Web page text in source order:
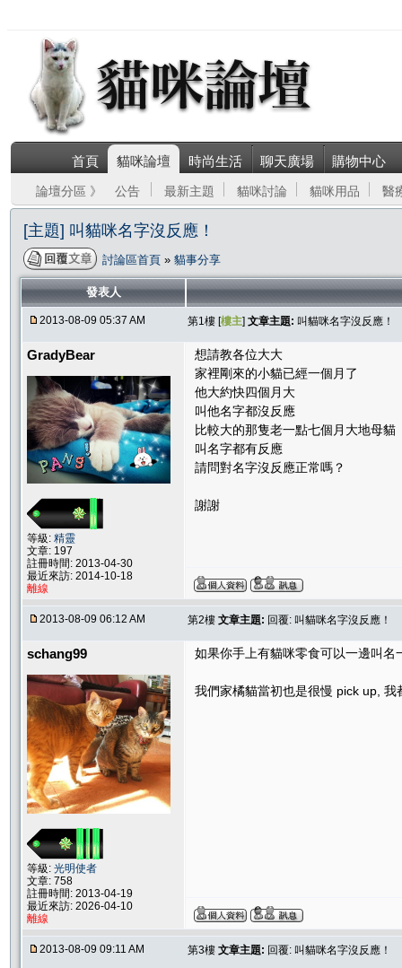
首頁 貓咪論壇 時尚生活 聊天廣場 購物中心
論壇分區 》 公告 最新主題 貓咪討論 貓咪用品 醫
[主題] 叫貓咪名字沒反應！
討論區首頁 » 貓事分享
發表人
2013-08-09 05:37 AM 第1樓 [樓主] 文章主題: 叫貓咪名字沒反應！
GradyBear
等級: 精靈
文章: 197
註冊時間: 2013-04-30
最近來訪: 2014-10-18
離線
想請教各位大大
家裡剛來的小貓已經一個月了
他大約快四個月大
叫他名字都沒反應
比較大的那隻老一點七個月大地母貓
叫名字都有反應
請問對名字沒反應正常嗎？
謝謝
2013-08-09 06:12 AM 第2樓 文章主題: 回覆: 叫貓咪名字沒反應！
schang99
等級: 光明使者
文章: 758
註冊時間: 2013-04-19
最近來訪: 2026-04-10
離線
如果你手上有貓咪零食可以一邊叫名
我們家橘貓當初也是很慢 pick up, 我
2013-08-09 09:11 AM 第3樓 文章主題: 回覆: 叫貓咪名字沒反應！